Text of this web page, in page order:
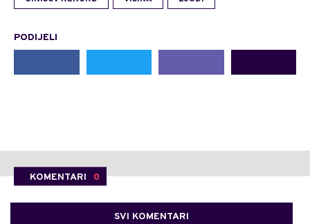
PODIJELI
KOMENTARI 0
SVI KOMENTARI